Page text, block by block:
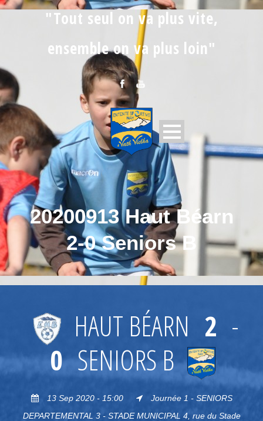
"Tout seul on va plus vite,
ensemble on va plus loin"
20200913 Haut Béarn
2-0 Seniors B
HAUT BÉARN 2 -
0 SENIORS B
13 Sep 2020 - 15:00
Journée 1 - SENIORS
DEPARTEMENTAL 3 - STADE MUNICIPAL 4, rue du Stade